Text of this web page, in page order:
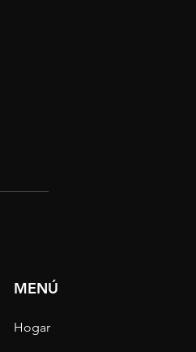
MENÚ
Hogar